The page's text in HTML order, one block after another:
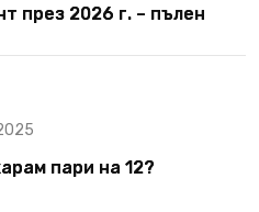
през 2026 г. – пълен
пари на 12?